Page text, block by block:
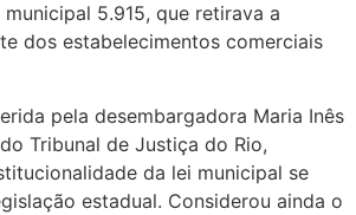
5.915, que retirava a
dos estabelecimentos comerciais
pela desembargadora Maria Inês
Tribunal de Justiça do Rio,
da lei municipal se
estadual. Considerou ainda o